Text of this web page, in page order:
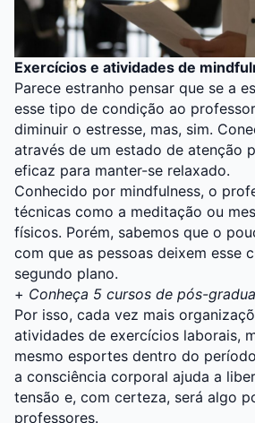
Exercícios e atividades de
Parece estranho pensar que se a
esse tipo de condição ao
diminuir o estresse, mas, sim.
através de um estado de atenção
eficaz para manter-se relaxado.
Conhecido por mindfulness, o
técnicas como a meditação ou
físicos. Porém, sabemos que o
com que as pessoas deixem esse
segundo plano.
+ Conheça 5 cursos de pós-
Por isso, cada vez mais
atividades de exercícios laborais,
mesmo esportes dentro do
a consciência corporal ajuda a
tensão e, com certeza, será algo
professores.